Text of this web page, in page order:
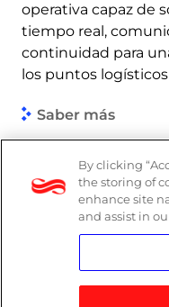
operativa capaz de
tiempo real,
continuidad para
los puntos
Saber más
By clicking
the storing of
enhance site
and assist in